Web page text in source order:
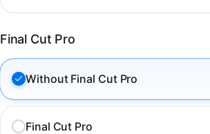
Final Cut Pro
Without Final Cut Pro
Final Cut Pro